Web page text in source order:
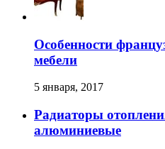
Особенности
мебели
5 января, 2017
Радиаторы
алюминиевые